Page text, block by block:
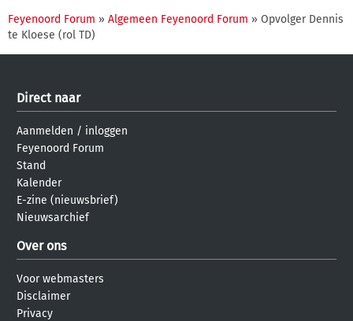
Feyenoord Forum » Algemeen Feyenoord Forum » Opvolger Dennis
te Kloese (rol TD)
Direct naar
Aanmelden / inloggen
Feyenoord Forum
Stand
Kalender
E-zine (nieuwsbrief)
Nieuwsarchief
Over ons
Voor webmasters
Disclaimer
Privacy